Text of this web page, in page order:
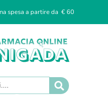
spesa a partire da € 60